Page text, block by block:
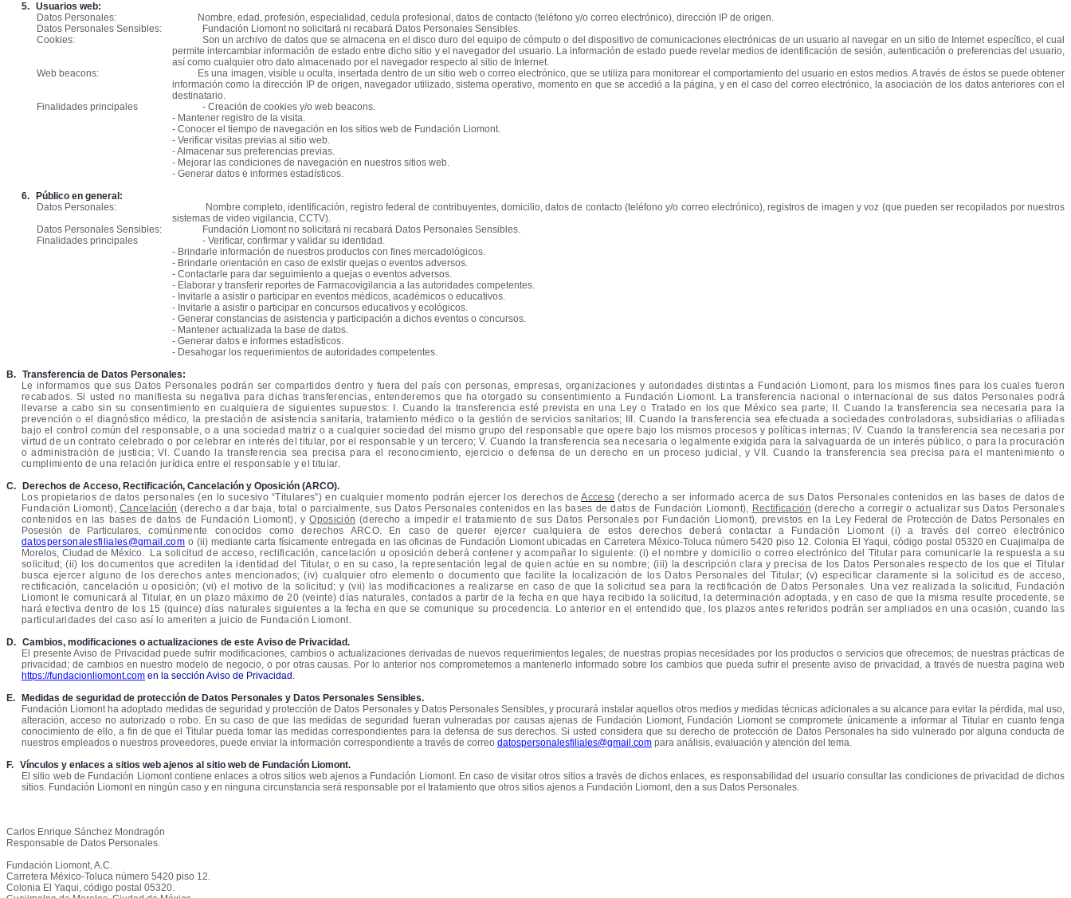
5. Usuarios web:
Datos Personales:
Nombre, edad, profesión, especialidad, cedula profesional, datos de contacto (teléfono y/o correo electrónico), dirección IP de origen.
Datos Personales Sensibles:
Fundación Liomont no solicitará ni recabará Datos Personales Sensibles.
Cookies:
Son un archivo de datos que se almacena en el disco duro del equipo de cómputo o del dispositivo de comunicaciones electrónicas de un usuario al navegar en un sitio de Internet específico, el cual
permite intercambiar información de estado entre dicho sitio y el navegador del usuario. La información de estado puede revelar medios de identificación de sesión, autenticación o preferencias del usuario,
así como cualquier otro dato almacenado por el navegador respecto al sitio de Internet.
Web beacons:
Es una imagen, visible u oculta, insertada dentro de un sitio web o correo electrónico, que se utiliza para monitorear el comportamiento del usuario en estos medios. A través de éstos se puede obtener
información como la dirección IP de origen, navegador utilizado, sistema operativo, momento en que se accedió a la página, y en el caso del correo electrónico, la asociación de los datos anteriores con el
destinatario.
Finalidades principales
- Creación de cookies y/o web beacons.
- Mantener registro de la visita.
- Conocer el tiempo de navegación en los sitios web de Fundación Liomont.
- Verificar visitas previas al sitio web.
- Almacenar sus preferencias previas.
- Mejorar las condiciones de navegación en nuestros sitios web.
- Generar datos e informes estadísticos.
6.
Público en general:
Datos Personales:
Nombre completo, identificación, registro federal de contribuyentes, domicilio, datos de contacto (teléfono y/o correo electrónico), registros de imagen y voz (que pueden ser recopilados por nuestros
sistemas de video vigilancia, CCTV).
Datos Personales Sensibles:
Fundación Liomont no solicitará ni recabará Datos Personales Sensibles.
Finalidades principales
- Verificar, confirmar y validar su identidad.
- Brindarle información de nuestros productos con fines mercadológicos.
- Brindarle orientación en caso de existir quejas o eventos adversos.
- Contactarle para dar seguimiento a quejas o eventos adversos.
- Elaborar y transferir reportes de Farmacovigilancia a las autoridades competentes.
- Invitarle a asistir o participar en eventos médicos, académicos o educativos.
- Invitarle a asistir o participar en concursos educativos y ecológicos.
- Generar constancias de asistencia y participación a dichos eventos o concursos.
- Mantener actualizada la base de datos.
- Generar datos e informes estadísticos.
- Desahogar los requerimientos de autoridades competentes.
B. Transferencia de Datos Personales:
Le informamos que sus Datos Personales podrán ser compartidos dentro y fuera del país con personas, empresas, organizaciones y autoridades distintas a Fundación Liomont, para los mismos fines para los cuales fueron
recabados. Si usted no manifiesta su negativa para dichas transferencias, entenderemos que ha otorgado su consentimiento a Fundación Liomont. La transferencia nacional o internacional de sus datos Personales podrá
llevarse a cabo sin su consentimiento en cualquiera de siguientes supuestos: I. Cuando la transferencia esté prevista en una Ley o Tratado en los que México sea parte; II. Cuando la transferencia sea necesaria para la
prevención o el diagnóstico médico, la prestación de asistencia sanitaria, tratamiento médico o la gestión de servicios sanitarios; III. Cuando la transferencia sea efectuada a sociedades controladoras, subsidiarias o afiliadas
bajo el control común del responsable, o a una sociedad matriz o a cualquier sociedad del mismo grupo del responsable que opere bajo los mismos procesos y políticas internas; IV. Cuando la transferencia sea necesaria por
virtud de un contrato celebrado o por celebrar en interés del titular, por el responsable y un tercero; V. Cuando la transferencia sea necesaria o legalmente exigida para la salvaguarda de un interés público, o para la procuración
o administración de justicia; VI. Cuando la transferencia sea precisa para el reconocimiento, ejercicio o defensa de un derecho en un proceso judicial, y VII. Cuando la transferencia sea precisa para el mantenimiento o
cumplimiento de una relación jurídica entre el responsable y el titular.
C.
Derechos de Acceso, Rectificación, Cancelación y Oposición (ARCO).
Los propietarios de datos personales (en lo sucesivo “Titulares”) en cualquier momento podrán ejercer los derechos deAcceso (derecho a ser informado acerca de sus Datos Personales contenidos en las bases de datos de
Fundación Liomont), Cancelación (derecho a dar baja, total o parcialmente, sus Datos Personales contenidos en las bases de datos de Fundación Liomont), Rectificación (derecho a corregir o actualizar sus Datos Personales
contenidos en las bases de datos de Fundación Liomont), yOposición (derecho a impedir el tratamiento de sus Datos Personales por Fundación Liomont), previstos en la Ley Federal de Protección de Datos Personales en
Posesión de Particulares, comúnmente conocidos como derechos ARCO. En caso de querer ejercer cualquiera de estos derechos deberá contactar a Fundación Liomont (i) a través del correo electrónico
datospersonalesfiliales@gmail.com o (ii) mediante carta físicamente entregada en las oficinas de Fundación Liomontubicadas enCarretera México-Toluca número 5420 piso 12. Colonia El Yaqui, código postal 05320 en Cuajimalpa de
Morelos, Ciudad de México.
La solicitud de acceso, rectificación, cancelación u oposición deberá contener y acompañar lo siguiente: (i) el nombre y domicilio o correo electrónico del Titular para comunicarle la respuesta a su
solicitud; (ii) los documentos que acrediten la identidad del Titular, o en su caso, la representación legal de quien actúe en su nombre; (iii) la descripción clara y precisa de los Datos Personales respecto de los que el Titular
busca ejercer alguno de los derechos antes mencionados; (iv) cualquier otro elemento o documento que facilite la localización de los Datos Personales del Titular; (v) especificar claramente si la solicitud es de acceso,
rectificación, cancelación u oposición; (vi) el motivo de la solicitud; y (vii) las modificaciones a realizarse en caso de que la solicitud sea para la rectificación de Datos Personales. Una vez realizada la solicitud, Fundación
Liomont le comunicará al Titular, en un plazo máximo de 20 (veinte) días naturales, contados a partir de la fecha en que haya recibido la solicitud, la determinación adoptada, y en caso de que la misma resulte procedente, se
hará efectiva dentro de los 15 (quince) días naturales siguientes a la fecha en que se comunique su procedencia. Lo anterior en el entendido que, los plazos antes referidos podrán ser ampliados en una ocasión, cuando las
particularidades del caso así lo ameriten a juicio de Fundación Liomont.
D. Cambios, modificaciones o actualizaciones de este Aviso de Privacidad.
El presente Aviso de Privacidad puede sufrir modificaciones, cambios o actualizaciones derivadas de nuevos requerimientos legales; de nuestras propias necesidades por los productos o servicios que ofrecemos; de nuestras prácticas de
privacidad; de cambios en nuestro modelo de negocio, o por otras causas. Por lo anterior nos comprometemos a mantenerlo informado sobre los cambios que pueda sufrir el presente aviso de privacidad, a través de nuestra pagina web
https://fundacionliomont.comen la sección Aviso de Privacidad.
E.
Medidas de seguridad de protección de Datos Personales y Datos Personales Sensibles.
Fundación Liomont ha adoptado medidas de seguridad y protección de Datos Personales y Datos Personales Sensibles, y procurará instalar aquellos otros medios y medidas técnicas adicionales a su alcance para evitar la pérdida, mal uso,
alteración, acceso no autorizado o robo. En su caso de que las medidas de seguridad fueran vulneradas por causas ajenas de Fundación Liomont, Fundación Liomont se compromete únicamente a informar al Titular en cuanto tenga
conocimiento de ello, a fin de que el Titular pueda tomar las medidas correspondientes para la defensa de sus derechos. Si usted considera que su derecho de protección de Datos Personales ha sido vulnerado por alguna conducta de
nuestros empleados o nuestros proveedores, puede enviar la información correspondiente a través de correo datospersonalesfiliales@gmail.compara análisis, evaluación y atención del tema.
F. Vínculos y enlaces a sitios web ajenos al sitio web de Fundación Liomont.
El sitio web de Fundación Liomont contiene enlaces a otros sitios web ajenos a Fundación Liomont. En caso de visitar otros sitios a través de dichos enlaces, es responsabilidad del usuario consultar las condiciones de privacidad de dichos
sitios. Fundación Liomont en ningún caso y en ninguna circunstancia será responsable por el tratamiento que otros sitios ajenos a Fundación Liomont, den a sus Datos Personales.
Carlos Enrique Sánchez Mondragón
Responsable de Datos Personales.
Fundación Liomont, A.C.
Carretera México-Toluca número 5420 piso 12.
Colonia El Yaqui, código postal 05320.